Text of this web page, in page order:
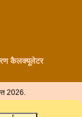
कैलक्यूलेटर
2026.